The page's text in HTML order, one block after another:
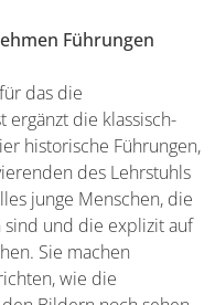
Führungen
das die
ergänzt die klassisch-
historische Führungen,
des Lehrstuhls
junge Menschen, die
und die explizit auf
Sie machen
wie die